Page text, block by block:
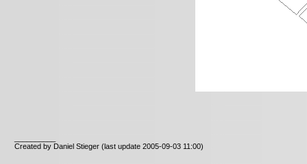
Created by Daniel Stieger(last update 2005-09-03 11:00)